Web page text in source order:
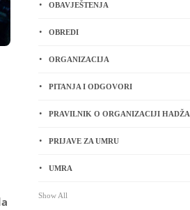
OBAVJEŠTENJA
OBREDI
ORGANIZACIJA
PITANJA I ODGOVORI
PRAVILNIK O ORGANIZACIJI HADŽA
PRIJAVE ZA UMRU
UMRA
Show All